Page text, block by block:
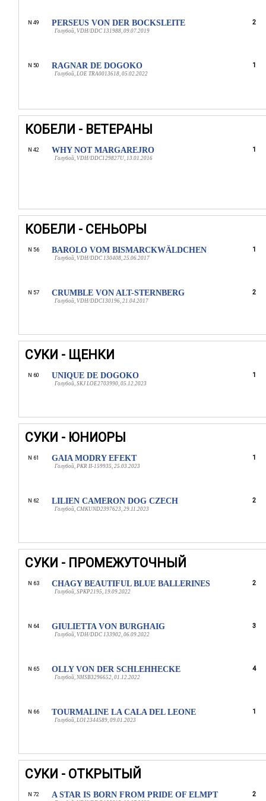
N 49 PERSEUS VON DER BOCKSLEITE
Голубой, VDH/DDC 131988, 09.07.2019
2
N 50 RAGNAR DE DOGOKO
Голубой, LOE TRA0013618, 05.02.2022
1
КОБЕЛИ - ВЕТЕРАНЫ
N 42 WHY NOT MARGAREJRO
Голубой, VDH/DDC129827U, 13.01.2016
1
КОБЕЛИ - СЕНЬОРЫ
N 56 BAROLO VOM BISMARCKWÄLDCHEN
Голубой, VDH/DDC 130408, 25.06.2017
1
N 57 CRUMBLE VON ALT-STERNBERG
Голубой, VDH/DDC130196, 21.04.2017
2
СУКИ - ЩЕНКИ
N 60 UNIQUE DE DOGOKO
Голубой, SKJ LOE2703990, 05.12.2023
1
СУКИ - ЮНИОРЫ
N 61 GAIA MODRY EFEKT
Голубой, PKR II-159935, 25.03.2023
1
N 62 LILIEN CAMERON DOG CZECH
Голубой, CMKUND2397623, 29.11.2023
2
СУКИ - ПРОМЕЖУТОЧНЫЙ
N 63 CHAGY BEAUTIFUL BLUE BALLERINES
Голубой, SPKP2195, 19.09.2022
2
N 64 GIULIETTA VON BURGHAIG
Голубой, VDH/DDC 133902, 06.09.2022
3
N 65 OLLY VON DER SCHLEHHECKE
Голубой, NHSB3296652, 01.12.2022
4
N 66 TOURMALINE LA CALA DEL LEONE
Голубой, LOI 2344589, 09.01.2023
1
СУКИ - ОТКРЫТЫЙ
N 72 A STAR IS BORN FROM PRIDE OF ELMPT 2